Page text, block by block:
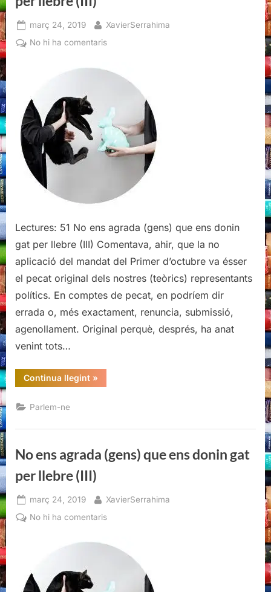
Posted
on
març 24, 2019 By
XavierSerrahima
No hi ha comentarisa
ens
agrada
que
ens
donin
gat
(III)
Lectures: 51 No ens agrada (gens) que ens donin
gat per llebre (III) Comentava, ahir, que la no
aplicació del mandat del Primer d’octubre va ésser
el pecat original dels nostres (teòrics) representants
polítics. En comptes de pecat, en podríem dir
errada o, més exactament, renuncia, submissió,
agenollament. Original perquè, després, ha anat
venint tots…
Continua llegint“No
ens
donin
llebre
(III)”
»
Parlem-ne
No ens agrada (gens) que ens donin gat
per llebre (III)
Posted
on
març 24, 2019 By
XavierSerrahima
No hi ha comentarisa
ens
agrada
que